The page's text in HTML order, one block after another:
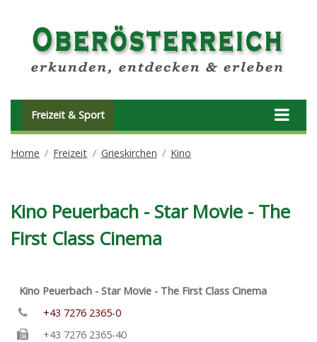
Freizeit & Sport
Home Freizeit Grieskirchen Kino
Kino Peuerbach - Star Movie - The
First Class Cinema
Kino Peuerbach - Star Movie - The First Class Cinema
+43 7276 2365-0
+43 7276 2365-40